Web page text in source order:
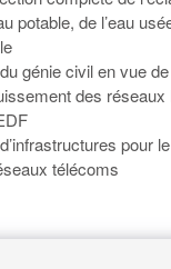
potable, de l’eau
génie civil en vue de
des
pour
télécoms